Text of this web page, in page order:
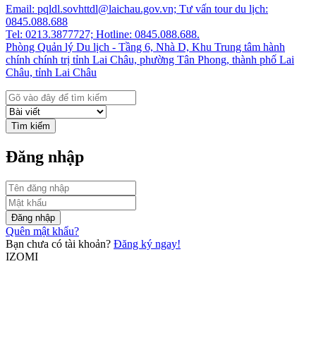
Email: pqldl.sovhttdl@laichau.gov.vn; Tư vấn tour du lịch:
0845.088.688
Tel: 0213.3877727; Hotline: 0845.088.688.
Phòng Quản lý Du lịch - Tầng 6, Nhà D, Khu Trung tâm hành
chính chính trị tỉnh Lai Châu, phường Tân Phong, thành phố Lai
Châu, tỉnh Lai Châu
Tìm kiếm
Đăng nhập
Đăng nhập
Quên mật khẩu?
Bạn chưa có tài khoản? Đăng ký ngay!
IZOMI